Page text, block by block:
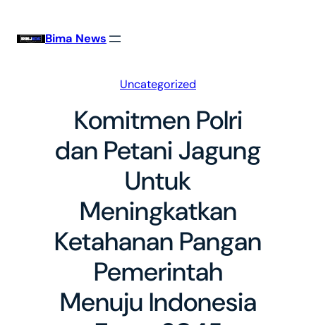
Bima News
Uncategorized
Komitmen Polri
dan Petani Jagung
Untuk
Meningkatkan
Ketahanan Pangan
Pemerintah
Menuju Indonesia